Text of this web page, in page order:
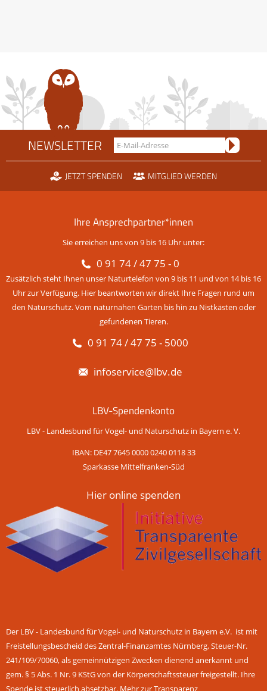
NEWSLETTER
JETZT SPENDEN MITGLIED WERDEN
Ihre Ansprechpartner*innen
Sie erreichen uns von 9 bis 16 Uhr unter:
0 91 74 / 47 75 - 0
Zusätzlich steht Ihnen unser Naturtelefon von 9 bis 11 und von 14 bis 16
Uhr zur Verfügung. Hier beantworten wir direkt Ihre Fragen rund um
den Naturschutz. Vom naturnahen Garten bis hin zu Nistkästen oder
gefundenen Tieren.
0 91 74 / 47 75 - 5000
infoservice@lbv.de
LBV-Spendenkonto
LBV - Landesbund für Vogel- und Naturschutz in Bayern e. V.
IBAN: DE47 7645 0000 0240 0118 33
Sparkasse Mittelfranken-Süd
Hier online spenden
Der LBV - Landesbund für Vogel- und Naturschutz in Bayern e.V. ist mit
Freistellungsbescheid des Zentral-Finanzamtes Nürnberg, Steuer-Nr.
241/109/70060, als gemeinnützigen Zwecken dienend anerkannt und
gem. § 5 Abs. 1 Nr. 9 KStG von der Körperschaftssteuer freigestellt. Ihre
Spende ist steuerlich absetzbar. Mehr zur Transparenz